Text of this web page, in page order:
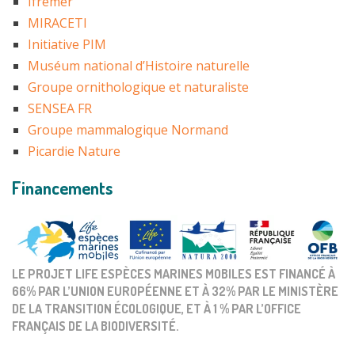
MIRACETI
Initiative PIM
Muséum national d’Histoire naturelle
Groupe ornithologique et naturaliste
SENSEA FR
Groupe mammalogique Normand
Picardie Nature
Financements
LE PROJET LIFE ESPÈCES MARINES MOBILES EST FINANCÉ À
66% PAR L’UNION EUROPÉENNE ET À 32% PAR LE MINISTÈRE
DE LA TRANSITION ÉCOLOGIQUE, ET À 1 % PAR L’OFFICE
FRANÇAIS DE LA BIODIVERSITÉ.